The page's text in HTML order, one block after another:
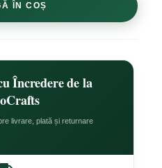
ÎN COȘ
Încredere de la
livrare, plată și returnare